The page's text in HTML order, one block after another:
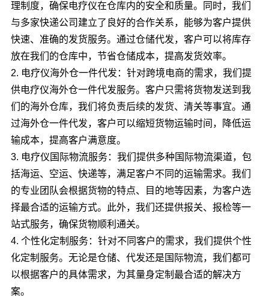
理制度，确保电疗仪在仓库内的安全和质量。同时，我们
与多家快递公司建立了良好的合作关系，能够为客户提供
快速、准确的发货服务。通过仓储代发，客户可以将库存
放在我们的仓库中，节省仓储成本，提高发货效率。
2. 电疗仪海外仓一件代发：针对跨境电商的需求，我们提
供电疗仪海外仓一件代发服务。客户只需将货物发送到我
们的海外仓库，我们将负责后续的发货、清关等事宜。通
过海外仓一件代发，客户可以缩短货物运输时间，降低运
输成本，提高客户满意度。
3. 电疗仪国际物流服务：我们提供多种国际物流渠道，包
括海运、空运、快递等，满足客户不同的运输需求。我们
的专业团队会根据货物的特点、目的地等因素，为客户选
择最合适的运输方式。此外，我们还提供报关、报检等一
站式服务，确保货物顺利通关。
4. 个性化定制服务：针对不同客户的需求，我们提供个性
化定制服务。无论是仓储、代发还是国际物流，我们都可
以根据客户的具体需求，为其量身定制最合适的解决方
案。